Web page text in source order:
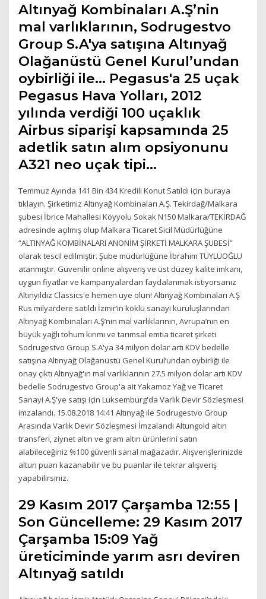
Altınyağ Kombinaları A.Ş’nin
mal varlıklarının, Sodrugestvo
Group S.A'ya satışına Altınyağ
Olağanüstü Genel Kurul’undan
oybirliği ile… Pegasus'a 25 uçak
Pegasus Hava Yolları, 2012
yılında verdiği 100 uçaklık
Airbus siparişi kapsamında 25
adetlik satın alım opsiyonunu
A321 neo uçak tipi…
Temmuz Ayında 141 Bin 434 Kredili Konut Satıldı için buraya
tıklayın. Şirketimiz Altınyağ Kombinaları A.Ş. Tekirdağ/Malkara
şubesi İbrice Mahallesi Köyyolu Sokak N150 Malkara/TEKİRDAĞ
adresinde açılmış olup Malkara Ticaret Sicil Müdürlüğüne
“ALTINYAĞ KOMBİNALARI ANONİM ŞİRKETİ MALKARA ŞUBESİ”
olarak tescil edilmiştir. Şube müdürlüğüne İbrahim TÜYLÜOĞLU
atanmıştır. Güvenilir online alışveriş ve üst düzey kalite imkanı,
uygun fiyatlar ve kampanyalardan faydalanmak istiyorsanız
Altınyıldız Classics'e hemen üye olun! Altınyağ Kombinaları A.Ş
Rus milyardere satıldı İzmir’in köklü sanayi kuruluşlarından
Altınyağ Kombinaları A.Ş’nin mal varlıklarının, Avrupa’nın en
büyük yağlı tohum kırımı ve tarımsal emtia ticaret şirketi
Sodrugestvo Group S.A'ya 34 milyon dolar artı KDV bedelle
satışına Altınyağ Olağanüstü Genel Kurul’undan oybirliği ile
onay çıktı Altınyağ'ın mal varlıklarının 27.5 milyon dolar artı KDV
bedelle Sodrugestvo Group'a ait Yakamoz Yağ ve Ticaret
Sanayi A.Ş'ye satışı için Luksemburg'da Varlık Devir Sözleşmesi
imzalandı. 15.08.2018 14:41 Altınyağ ile Sodrugestvo Group
Arasında Varlık Devir Sözleşmesi İmzalandı Altungold altın
transferi, ziynet altın ve gram altın ürünlerini satın
alabileceğiniz %100 güvenli sanal mağazadır. Alışverişlerinizde
altun puan kazanabilir ve bu puanlar ile tekrar alışveriş
yapabilirsiniz.
29 Kasım 2017 Çarşamba 12:55 |
Son Güncelleme: 29 Kasım 2017
Çarşamba 15:09 Yağ
üreticiminde yarım asrı deviren
Altınyağ satıldı